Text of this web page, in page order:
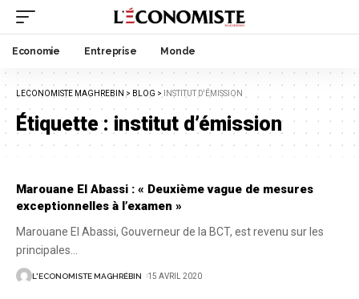
Economie Entreprise Monde
LECONOMISTE MAGHREBIN > BLOG > INSTITUT D'ÉMISSION
Étiquette :institut d’émission
Marouane El Abassi : « Deuxième vague de mesures
exceptionnelles à l’examen »
Marouane El Abassi, Gouverneur de la BCT, est revenu sur les
principales
L'ECONOMISTE MAGHRÉBIN 15 AVRIL 2020